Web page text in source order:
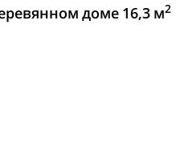
доме 16,3 м2